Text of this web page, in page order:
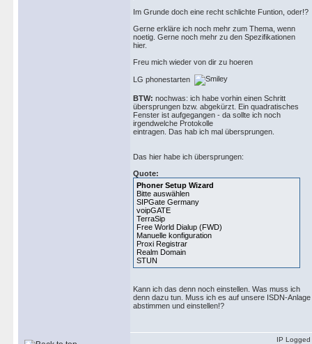
Im Grunde doch eine recht schlichte Funtion, oder!?
Gerne erkläre ich noch mehr zum Thema, wenn
noetig. Gerne noch mehr zu den Spezifikationen
hier.
Freu mich wieder von dir zu hoeren
LG phonestarten
BTW: nochwas: ich habe vorhin einen Schritt
übersprungen bzw. abgekürzt. Ein quadratisches
Fenster ist aufgegangen - da sollte ich noch
irgendwelche Protokolle
eintragen. Das hab ich mal übersprungen.
Das hier habe ich übersprungen:
Quote:
Phoner Setup Wizard
Bitte auswählen
SIPGate Germany
voipGATE
TerraSip
Free World Dialup (FWD)
Manuelle konfiguration
Proxi Registrar
Realm Domain
STUN
Kann ich das denn noch einstellen. Was muss ich
denn dazu tun. Muss ich es auf unsere ISDN-Anlage
abstimmen und einstellen!?
IP Logged